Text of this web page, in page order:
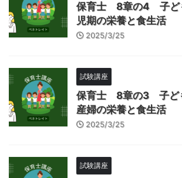
保育士 8章の4 子ど
児期の栄養と食生活
2025/3/25
試験講座
保育士 8章の3 子ど
産婦の栄養と食生活
2025/3/25
試験講座